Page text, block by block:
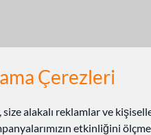
sizinle
Çerezleri
size alakalı reklamlar ve
etkinliğini